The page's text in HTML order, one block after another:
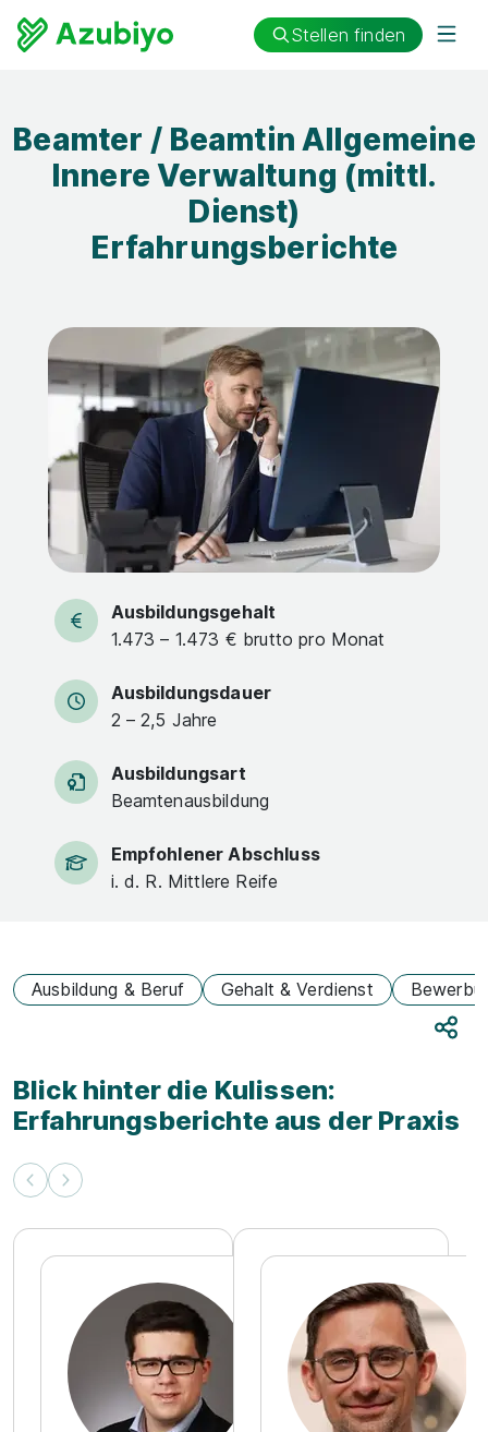
Stellen finden
Beamter / Beamtin Allgemeine
Innere Verwaltung (mittl.
Dienst)
Erfahrungsberichte
Ausbildungsgehalt
1.473 – 1.473 € brutto pro Monat
Ausbildungsdauer
2 – 2,5 Jahre
Ausbildungsart
Beamtenausbildung
Empfohlener Abschluss
i. d. R. Mittlere Reife
Ausbildung & Beruf Gehalt & Verdienst
Blick hinter die Kulissen:
Erfahrungsberichte aus der Praxis